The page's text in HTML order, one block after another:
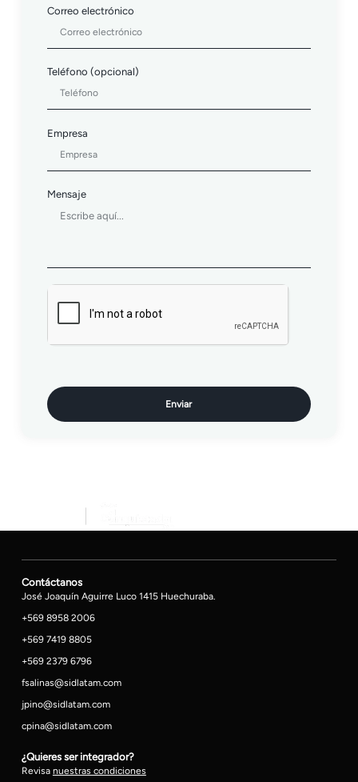
Correo electrónico
Teléfono (opcional)
Empresa
Mensaje
Enviar
Contáctanos
José Joaquín Aguirre Luco 1415 Huechuraba.
+569 8958 2006
+569 7419 8805
+569 2379 6796
fsalinas@sidlatam.com
jpino@sidlatam.com
cpina@sidlatam.com
¿Quieres ser integrador?
Revisa nuestras condiciones